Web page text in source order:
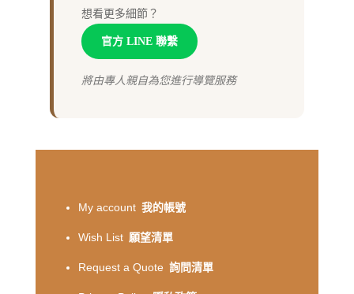
想看更多細節？
官方 LINE 聯繫
將由專人親自為您進行導覽服務
My account 我的帳號
Wish List 願望清單
Request a Quote 詢問清單